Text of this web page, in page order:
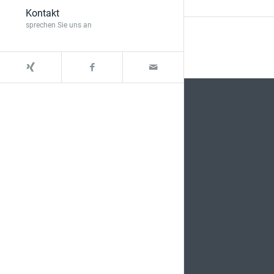
Kontakt
sprechen Sie uns an